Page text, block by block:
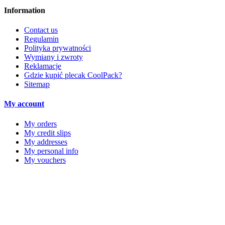
Information
Contact us
Regulamin
Polityka prywatności
Wymiany i zwroty
Reklamacje
Gdzie kupić plecak CoolPack?
Sitemap
My account
My orders
My credit slips
My addresses
My personal info
My vouchers